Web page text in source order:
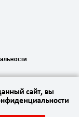
сайт, вы